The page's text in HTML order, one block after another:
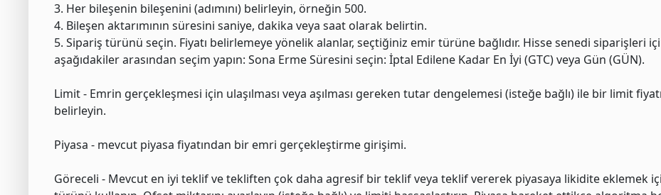
3. Her bileşenin bileşenini (adımını) belirleyin, örneğin 500.
4. Bileşen aktarımının süresini saniye, dakika veya saat olarak belirtin.
5. Sipariş türünü seçin. Fiyatı belirlemeye yönelik alanlar, seçtiğiniz emir türüne bağlıdır. Hisse senedi siparişleri
aşağıdakiler arasından seçim yapın: Sona Erme Süresini seçin: İptal Edilene Kadar En İyi (GTC) veya Gün (GÜN).
Limit - Emrin gerçekleşmesi için ulaşılması veya aşılması gereken tutar dengelemesi (isteğe bağlı) ile bir limit fiyatı
belirleyin.
Piyasa - mevcut piyasa fiyatından bir emri gerçekleştirme girişimi.
Göreceli - Mevcut en iyi teklif ve tekliften çok daha agresif bir teklif veya teklif vererek piyasaya likidite eklemek